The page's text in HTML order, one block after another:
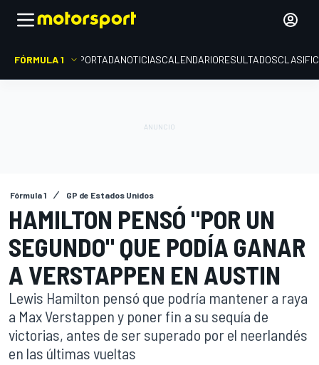
FÓRMULA 1 PORTADANOTICIASCALENDARIORESULTADOS
Fórmula 1 GP de Estados Unidos
HAMILTON PENSÓ "POR UN
SEGUNDO" QUE PODÍA GANAR
A VERSTAPPEN EN AUSTIN
Lewis Hamilton pensó que podría mantener a raya
a Max Verstappen y poner fin a su sequía de
victorias, antes de ser superado por el neerlandés
en las últimas vueltas